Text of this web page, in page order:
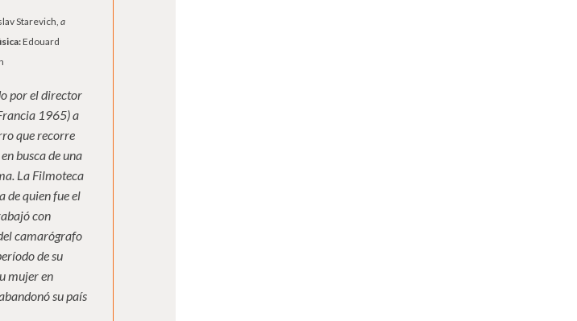
Starevich,a
Edouard
por el director
1965) a
que recorre
busca de una
La Filmoteca
de quien fue el
con
camarógrafo
de su
mujer en
su país